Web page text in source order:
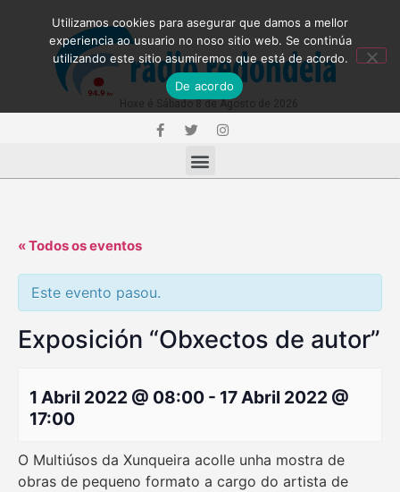
« Todos os eventos
Este evento pasou.
Exposición “Obxectos de autor”
1 Abril 2022 @ 08:00 - 17 Abril 2022 @
17:00
O Multiúsos da Xunqueira acolle unha mostra de
obras de pequeno formato a cargo do artista de
Utilizamos cookies para asegurar que damos a mellor
experiencia ao usuario no noso sitio web. Se continúa
utilizando este sitio asumiremos que está de acordo.
De acordo